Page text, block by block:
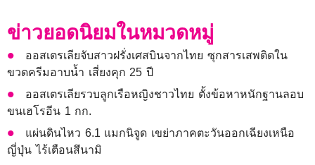
ข่าวยอดนิยมในหมวดหมู่
ออสเตรเลียจับสาวฝรั่งเศสบินจากไทย ซุกสารเสพติดใน
ขวดครีมอาบน้ำ เสี่ยงคุก 25 ปี
ออสเตรเลียรวบลูกเรือหญิงชาวไทย ตั้งข้อหาหนักฐานลอบ
ขนเฮโรอีน 1 กก.
แผ่นดินไหว 6.1 แมกนิจูด เขย่าภาคตะวันออกเฉียงเหนือ
ญี่ปุ่น ไร้เตือนสึนามิ